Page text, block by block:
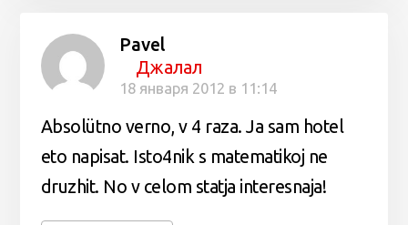
Pavel
Джалал
18 января 2012 в 11:14
Absolütno verno, v 4 raza. Ja sam hotel
eto napisat. Isto4nik s matematikoj ne
druzhit. No v celom statja interesnaja!